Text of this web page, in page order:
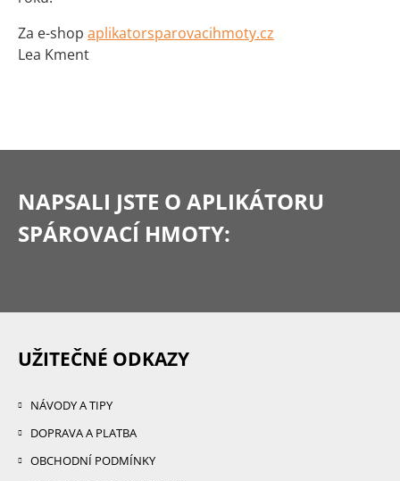
Za e-shop aplikatorsparovacihmoty.cz
Lea Kment
NAPSALI JSTE O APLIKÁTORU
SPÁROVACÍ HMOTY:
UŽITEČNÉ ODKAZY
NÁVODY A TIPY
DOPRAVA A PLATBA
OBCHODNÍ PODMÍNKY